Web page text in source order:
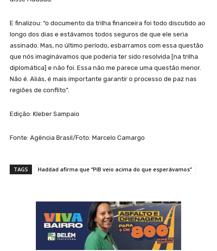
E finalizou: “o documento da trilha financeira foi todo discutido ao
longo dos dias e estávamos todos seguros de que ele seria
assinado. Mas, no último período, esbarramos com essa questão
que nós imaginávamos que poderia ter sido resolvida [na trilha
diplomática] e não foi. Essa não me parece uma questão menor.
Não é. Aliás, é mais importante garantir o processo de paz nas
regiões de conflito”.
Edição: Kleber Sampaio
Fonte: Agência Brasil/Foto: Marcelo Camargo
TAGS Haddad afirma que “PIB veio acima do que esperávamos”